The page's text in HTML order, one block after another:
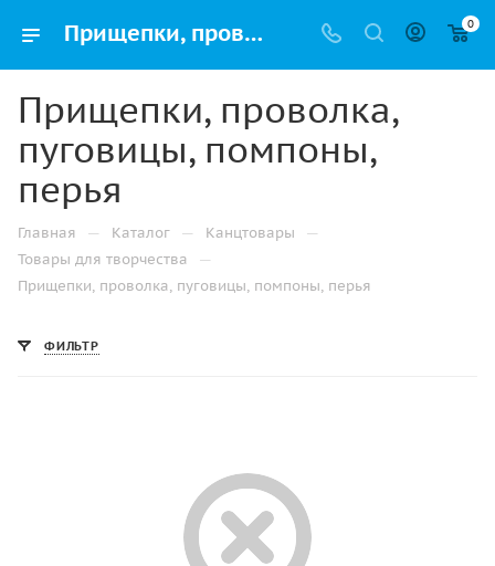
Прищепки, проволка, пуговицы, помпоны, перья: цены в интернет-магазине в Ижевске с доставкой 0
Прищепки, проволка,
пуговицы, помпоны,
перья
Главная — Каталог — Канцтовары —
Товары для творчества —
Прищепки, проволка, пуговицы, помпоны, перья
ФИЛЬТР